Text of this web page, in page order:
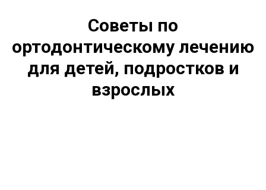
Советы по
ортодонтическому лечению
для детей, подростков и
взрослых